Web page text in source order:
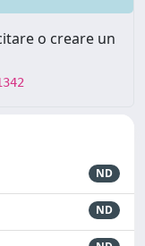
o creare un
ND
ND